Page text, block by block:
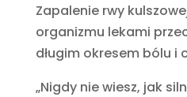
Zapalenie rwy
organizmu lekami
długim okresem bólu i
„Nigdy nie wiesz, jak